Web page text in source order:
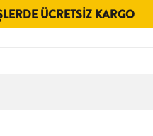
ÜCRETSIZ KARGO